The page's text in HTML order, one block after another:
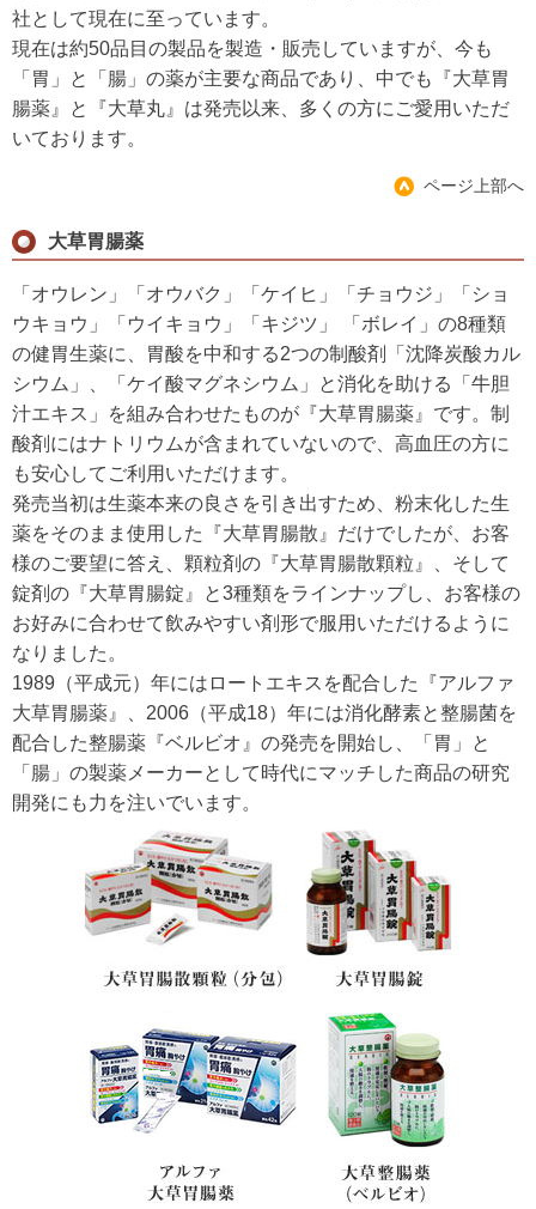
社として現在に至っています。
現在は約50品目の製品を製造・販売していますが、今も
「胃」と「腸」の薬が主要な商品であり、中でも『大草胃
腸薬』と『大草丸』は発売以来、多くの方にご愛用いただ
いております。
ページ上部へ
大草胃腸薬
「オウレン」「オウバク」「ケイヒ」「チョウジ」「ショ
ウキョウ」「ウイキョウ」「キジツ」 「ボレイ」の8種類
の健胃生薬に、胃酸を中和する2つの制酸剤「沈降炭酸カル
シウム」、「ケイ酸マグネシウム」と消化を助ける「牛胆
汁エキス」を組み合わせたものが『大草胃腸薬』です。制
酸剤にはナトリウムが含まれていないので、高血圧の方に
も安心してご利用いただけます。
発売当初は生薬本来の良さを引き出すため、粉末化した生
薬をそのまま使用した『大草胃腸散』だけでしたが、お客
様のご要望に答え、顆粒剤の『大草胃腸散顆粒』、そして
錠剤の『大草胃腸錠』と3種類をラインナップし、お客様の
お好みに合わせて飲みやすい剤形で服用いただけるように
なりました。
1989（平成元）年にはロートエキスを配合した『アルファ
大草胃腸薬』、2006（平成18）年には消化酵素と整腸菌を
配合した整腸薬『ベルビオ』の発売を開始し、「胃」と
「腸」の製薬メーカーとして時代にマッチした商品の研究
開発にも力を注いでいます。